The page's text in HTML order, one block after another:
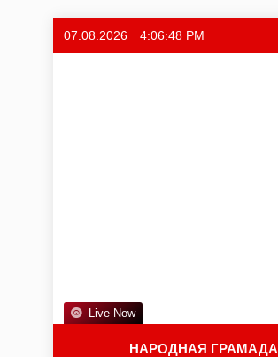
07.08.2026 4:06:49 PM
НАРОДНАЯ ГРАМАДА
Live Now